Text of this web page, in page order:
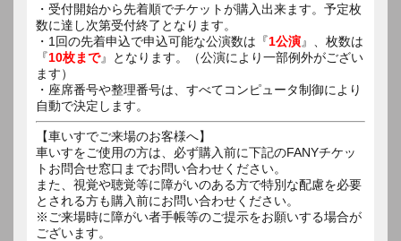
・受付開始から先着順でチケットが購入出来ます。予定枚
数に達し次第受付終了となります。
・1回の先着申込で申込可能な公演数は『1公演』、枚数は
『10枚まで』となります。（公演により一部例外がござい
ます）
・座席番号や整理番号は、すべてコンピュータ制御により
自動で決定します。
【車いすでご来場のお客様へ】
車いすをご使用の方は、必ず購入前に下記のFANYチケッ
トお問合せ窓口までお問い合わせください。
また、視覚や聴覚等に障がいのある方で特別な配慮を必要
とされる方も購入前にお問い合わせください。
※ご来場時に障がい者手帳等のご提示をお願いする場合が
ございます。